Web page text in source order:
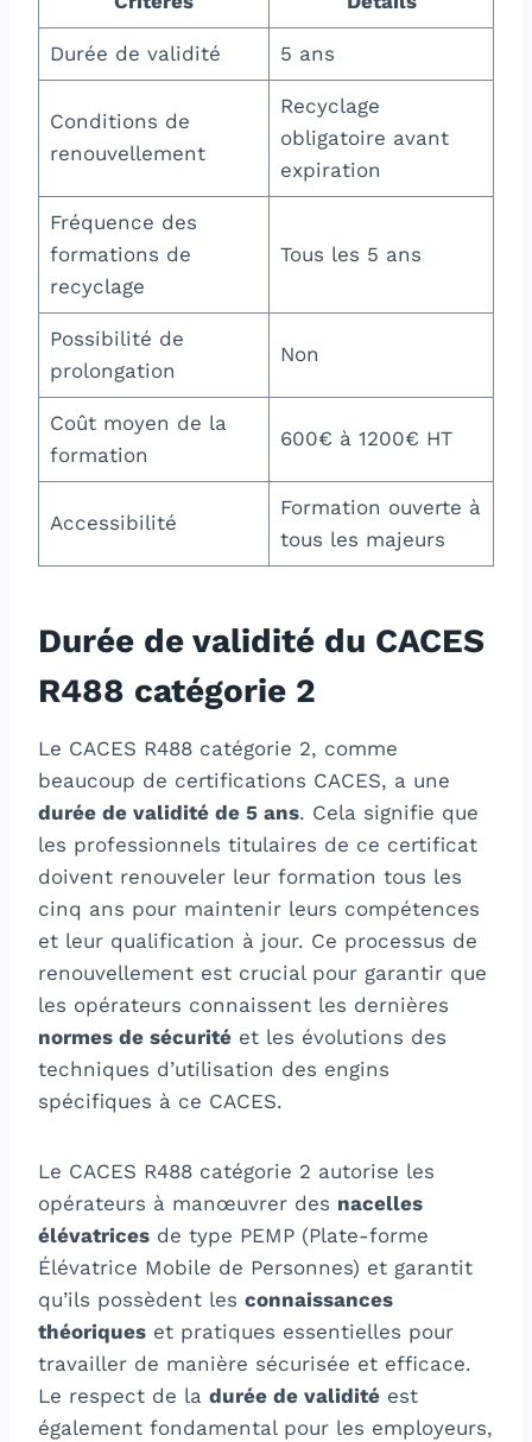
Durée de validité 5 ans
Conditions de
renouvellement
Recyclage
obligatoire avant
expiration
Fréquence des
formations de
recyclage
Tous les 5 ans
Possibilité de
prolongation
Non
Coût moyen de la
formation
600€ à 1200€ HT
Accessibilité
Formation ouverte à
tous les majeurs
Durée de validité du CACES
R488 catégorie 2
Le CACES R488 catégorie 2, comme
beaucoup de certifications CACES, a une
durée de validité de 5 ans. Cela signifie que
les professionnels titulaires de ce certificat
doivent renouveler leur formation tous les
cinq ans pour maintenir leurs compétences
et leur qualification à jour. Ce processus de
renouvellement est crucial pour garantir que
les opérateurs connaissent les dernières
normes de sécurité et les évolutions des
techniques d’utilisation des engins
spécifiques à ce CACES.
Le CACES R488 catégorie 2 autorise les
opérateurs à manœuvrer des nacelles
élévatrices de type PEMP (Plate-forme
Élévatrice Mobile de Personnes) et garantit
qu’ils possèdent les connaissances
théoriques et pratiques essentielles pour
travailler de manière sécurisée et efficace.
Le respect de la durée de validité est
également fondamental pour les employeurs,